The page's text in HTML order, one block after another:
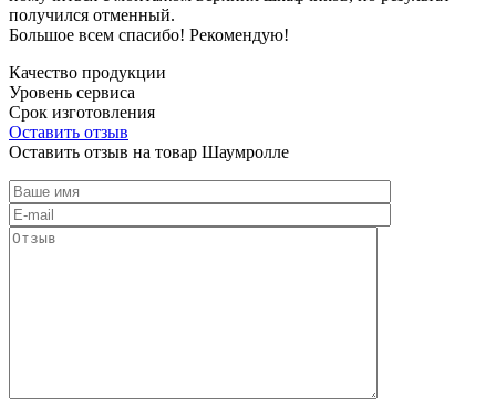
получился отменный.
Большое всем спасибо! Рекомендую!
Качество продукции
Уровень сервиса
Срок изготовления
Оставить отзыв
Оставить отзыв на товар Шаумролле